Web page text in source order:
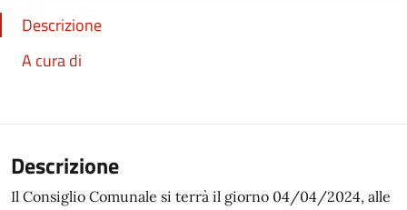
Descrizione
A cura di
Descrizione
Il Consiglio Comunale si terrà il giorno 04/04/2024, alle